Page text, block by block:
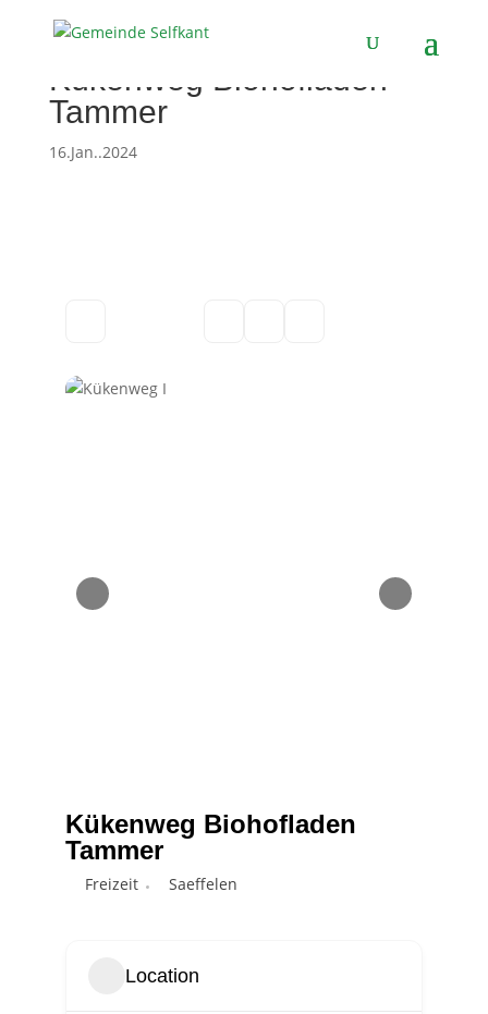
Kükenweg Biohofladen
Tammer
16.Jan..2024
Kükenweg Biohofladen
Tammer
Freizeit Saeffelen
Location